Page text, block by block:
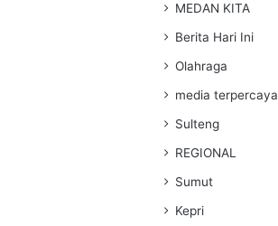
MEDAN KITA
Berita Hari Ini
Olahraga
media terpercaya
Sulteng
REGIONAL
Sumut
Kepri